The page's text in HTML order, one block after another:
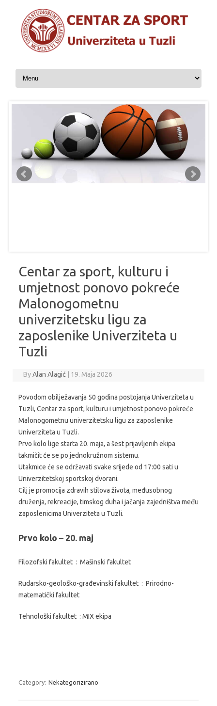
Skip to content
Centar za sport, kulturu i
umjetnost ponovo pokreće
Malonogometnu
univerzitetsku ligu za
zaposlenike Univerziteta u
Tuzli
ByAlan Alagić | 19. Maja 2026
Povodom obilježavanja 50 godina postojanja Univerziteta u
Tuzli, Centar za sport, kulturu i umjetnost ponovo pokreće
Malonogometnu univerzitetsku ligu za zaposlenike
Univerziteta u Tuzli.
Prvo kolo lige starta 20. maja, a šest prijavljenih ekipa
takmičit će se po jednokružnom sistemu.
Utakmice će se održavati svake srijede od 17:00 sati u
Univerzitetskoj sportskoj dvorani.
Cilj je promocija zdravih stilova života, međusobnog
druženja, rekreacije, timskog duha i jačanja zajedništva među
zaposlenicima Univerziteta u Tuzli.
Prvo kolo – 20. maj
Filozofski fakultet : Mašinski fakultet
Rudarsko-geološko-građevinski fakultet : Prirodno-
matematički fakultet
Tehnološki fakultet : MIX ekipa
Category: Nekategorizirano